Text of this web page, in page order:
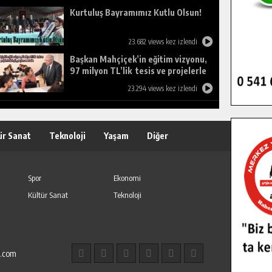
Kurtuluş Bayramımız Kutlu Olsun!
23.682 views kez izlendi
Başkan Mahçiçek’in eğitim vizyonu,
97 milyon TL’lik tesis ve projelerle
23.294 views kez izlendi
Sanat Teknoloji Yaşam Diğer
Spor
Ekonomi
Kültür Sanat
Teknoloji